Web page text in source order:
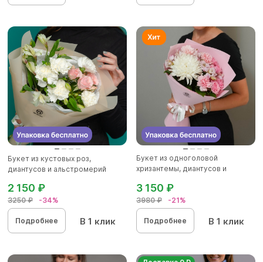
Букет из кустовых роз,
диантусов и альстромерий
3250 ₽ -34%
2 150 ₽
Подробнее В 1 клик
Букет из одноголовой
хризантемы, диантусов и
3980 ₽ -21%
3 150 ₽
Подробнее В 1 клик